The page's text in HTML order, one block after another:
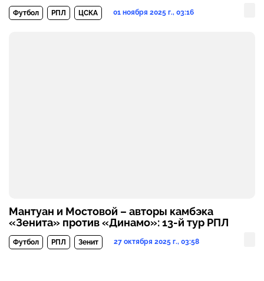
Футбол РПЛ ЦСКА 01 ноября 2025 г., 03:16
Мантуан и Мостовой – авторы камбэка
«Зенита» против «Динамо»: 13-й тур РПЛ
Футбол РПЛ Зенит 27 октября 2025 г., 03:58